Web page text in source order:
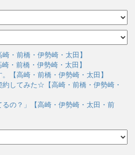
・前橋・伊勢崎・太田】
・前橋・伊勢崎・太田】
【高崎・前橋・伊勢崎・太田】
してみた☆【高崎・前橋・伊勢崎・
るの？」【高崎・伊勢崎・太田・前